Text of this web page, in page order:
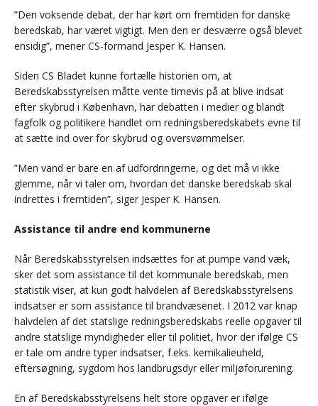
”Den voksende debat, der har kørt om fremtiden for danske
beredskab, har været vigtigt. Men den er desværre også blevet
ensidig”, mener CS-formand Jesper K. Hansen.
Siden CS Bladet kunne fortælle historien om, at
Beredskabsstyrelsen måtte vente timevis på at blive indsat
efter skybrud i København, har debatten i medier og blandt
fagfolk og politikere handlet om redningsberedskabets evne til
at sætte ind over for skybrud og oversvømmelser.
”Men vand er bare en af udfordringerne, og det må vi ikke
glemme, når vi taler om, hvordan det danske beredskab skal
indrettes i fremtiden”, siger Jesper K. Hansen.
Assistance til andre end kommunerne
Når Beredskabsstyrelsen indsættes for at pumpe vand væk,
sker det som assistance til det kommunale beredskab, men
statistik viser, at kun godt halvdelen af Beredskabsstyrelsens
indsatser er som assistance til brandvæsenet. I 2012 var knap
halvdelen af det statslige redningsberedskabs reelle opgaver til
andre statslige myndigheder eller til politiet, hvor der ifølge CS
er tale om andre typer indsatser, f.eks. kemikalieuheld,
eftersøgning, sygdom hos landbrugsdyr eller miljøforurening.
En af Beredskabsstyrelsens helt store opgaver er ifølge